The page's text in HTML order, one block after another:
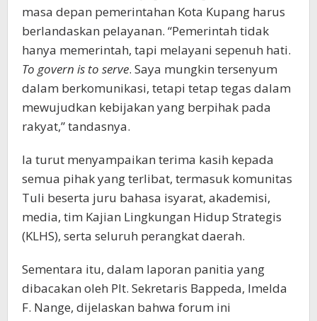
masa depan pemerintahan Kota Kupang harus
berlandaskan pelayanan. “Pemerintah tidak
hanya memerintah, tapi melayani sepenuh hati.
To govern is to serve. Saya mungkin tersenyum
dalam berkomunikasi, tetapi tetap tegas dalam
mewujudkan kebijakan yang berpihak pada
rakyat,” tandasnya.
Ia turut menyampaikan terima kasih kepada
semua pihak yang terlibat, termasuk komunitas
Tuli beserta juru bahasa isyarat, akademisi,
media, tim Kajian Lingkungan Hidup Strategis
(KLHS), serta seluruh perangkat daerah.
Sementara itu, dalam laporan panitia yang
dibacakan oleh Plt. Sekretaris Bappeda, Imelda
F. Nange, dijelaskan bahwa forum ini